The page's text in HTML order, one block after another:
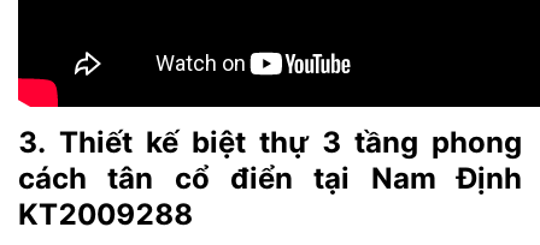
3. Thiết kế biệt thự 3 tầng phong
cách tân cổ điển tại Nam Định
KT2009288